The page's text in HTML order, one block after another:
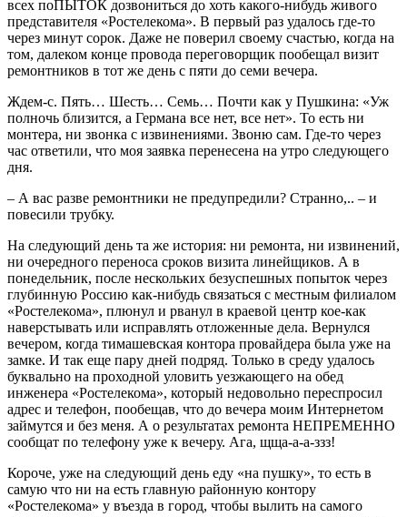
всех поПЫТОК дозвониться до хоть какого-нибудь живого
представителя «Ростелекома». В первый раз удалось где-то
через минут сорок. Даже не поверил своему счастью, когда на
том, далеком конце провода переговорщик пообещал визит
ремонтников в тот же день с пяти до семи вечера.
Ждем-с. Пять… Шесть… Семь… Почти как у Пушкина: «Уж
полночь близится, а Германа все нет, все нет». То есть ни
монтера, ни звонка с извинениями. Звоню сам. Где-то через
час ответили, что моя заявка перенесена на утро следующего
дня.
– А вас разве ремонтники не предупредили? Странно,.. – и
повесили трубку.
На следующий день та же история: ни ремонта, ни извинений,
ни очередного переноса сроков визита линейщиков. А в
понедельник, после нескольких безуспешных попыток через
глубинную Россию как-нибудь связаться с местным филиалом
«Ростелекома», плюнул и рванул в краевой центр кое-как
наверстывать или исправлять отложенные дела. Вернулся
вечером, когда тимашевская контора провайдера была уже на
замке. И так еще пару дней подряд. Только в среду удалось
буквально на проходной уловить уезжающего на обед
инженера «Ростелекома», который недовольно переспросил
адрес и телефон, пообещав, что до вечера моим Интернетом
займутся и без меня. А о результатах ремонта НЕПРЕМЕННО
сообщат по телефону уже к вечеру. Ага, щща-а-а-ззз!
Короче, уже на следующий день еду «на пушку», то есть в
самую что ни на есть главную районную контору
«Ростелекома» у въезда в город, чтобы вылить на самого